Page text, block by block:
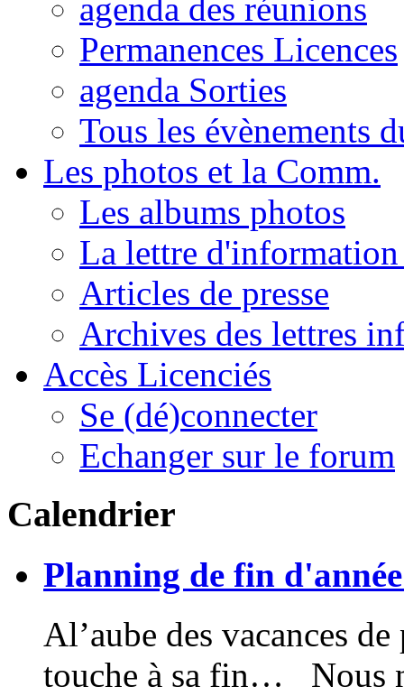
agenda des réunions
Permanences Licences
agenda Sorties
Tous les évènements
Les photos et la Comm.
Les albums photos
La lettre
Articles de presse
Archives des lettres
Accès Licenciés
Se (dé)connecter
Echanger sur le forum
Calendrier
Planning de fin
Al’aube des vacances
touche à sa fin… Nous